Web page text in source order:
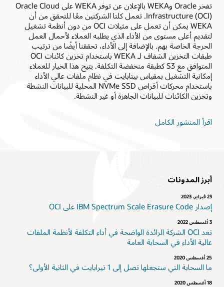
تفخر Oracle وWEKA بالإعلان عن توفر WEKA على Oracle Cloud
Infrastructure (OCI). تعمل كلتا الشركتين معًا للتحقق من أن
WEKA يمكن أن تعمل على مثيلات OCI من دون أنظمة تشغيل
لتقديم أعلى مستوى من الأداء الذي يطلبه العملاء لأحمال العمل
الحرجة الخاصة بهم. بالإضافة إلى الأداء، تحققنا أيضًا من ترتيب
طبقات التخزين الشفاف لـ WEKA باستخدام تخزين كائنات OCI
المتوافق مع S3 كطبقة منخفضة التكلفة. يتيح هذا الخيار للعملاء
إمكانية التشغيل بمقياس بيتابايت في نظام ملفات عالي الأداء
باستخدام محركات أقراص NVMe SSD المحلية للبيانات النشطة
وتخزين الكائنات للبيانات الجاهزة أو غير النشطة.
اقرأ المنشور الكامل
أبرز المدونات
23 فبراير، 2023
إصدار IBM Spectrum Scale Erasure Code على OCI
3 أغسطس 2022
تعد OCI الشركة الرائدة الواضحة في أداء التكلفة لأنظمة الملفات
عالية الأداء في السحابة العامة
25 أغسطس 2020
ما السحابة التي ستجعلها تصل إلى 1 تيرابايت في الثانية الأولى؟
18 أغسطس 2020